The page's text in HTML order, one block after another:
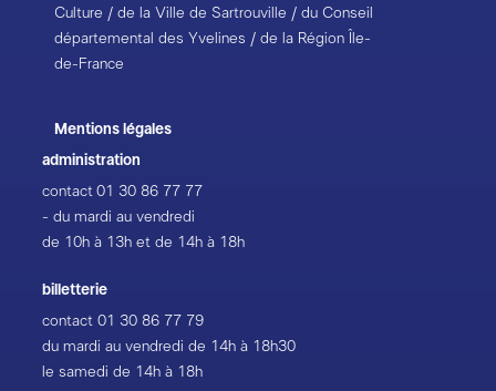
Culture / de la Ville de Sartrouville / du Conseil
départemental des Yvelines / de la Région Île-
de-France
Mentions légales
administration
contact01 30 86 77 77
- du mardi au vendredi
de 10h à 13h et de 14h à 18h
billetterie
contact01 30 86 77 79
du mardi au vendredi de 14h à 18h30
le samedi de 14h à 18h